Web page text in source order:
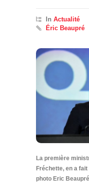
In Actualité
Éric Beaupré
La première
Fréchette, en a
photo Eric